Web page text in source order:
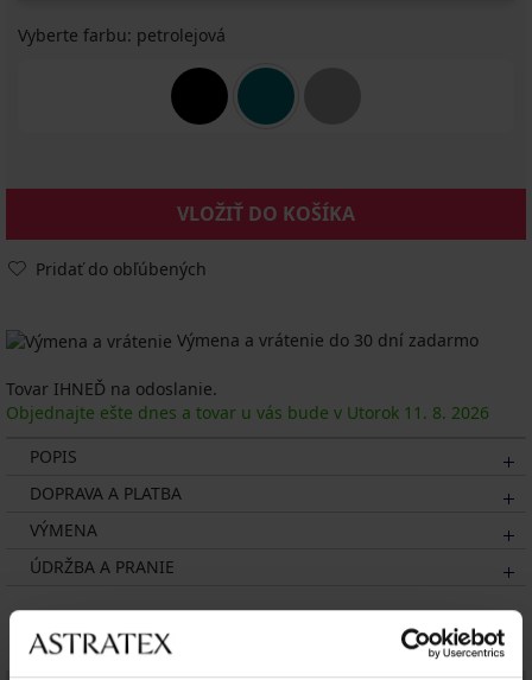
Vyberte farbu: petrolejová
VLOŽIŤ DO KOŠÍKA
Pridať do obľúbených
Výmena a vrátenie do 30 dní zadarmo
Tovar IHNEĎ na odoslanie.
Objednajte ešte dnes a tovar u vás bude v Utorok 11. 8. 2026
POPIS
DOPRAVA A PLATBA
VÝMENA
ÚDRŽBA A PRANIE
Mohlo by sa vám páčiť